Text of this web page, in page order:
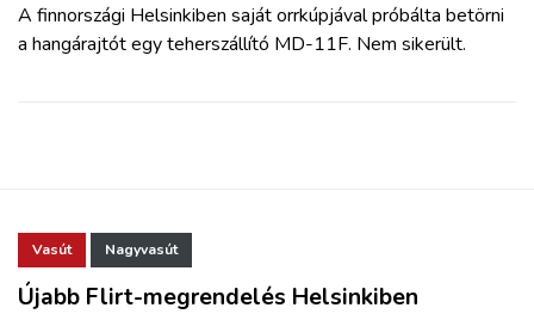
A finnországi Helsinkiben saját orrkúpjával próbálta betörni
a hangárajtót egy teherszállító MD-11F. Nem sikerült.
Vasút Nagyvasút
Újabb Flirt-megrendelés Helsinkiben